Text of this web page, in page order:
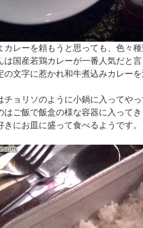
カレーを頼もうと思っても、色々
は国産若鶏カレーが一番人気だと言
の文字に惹かれ和牛煮込みカレーを
チョリソのように小鍋に入ってやっ
はご飯で飯盒の様な容器に入ってき
きにお皿に盛って食べるようです。